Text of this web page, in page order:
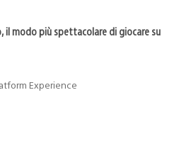
il modo più spettacolare di giocare su
Experience